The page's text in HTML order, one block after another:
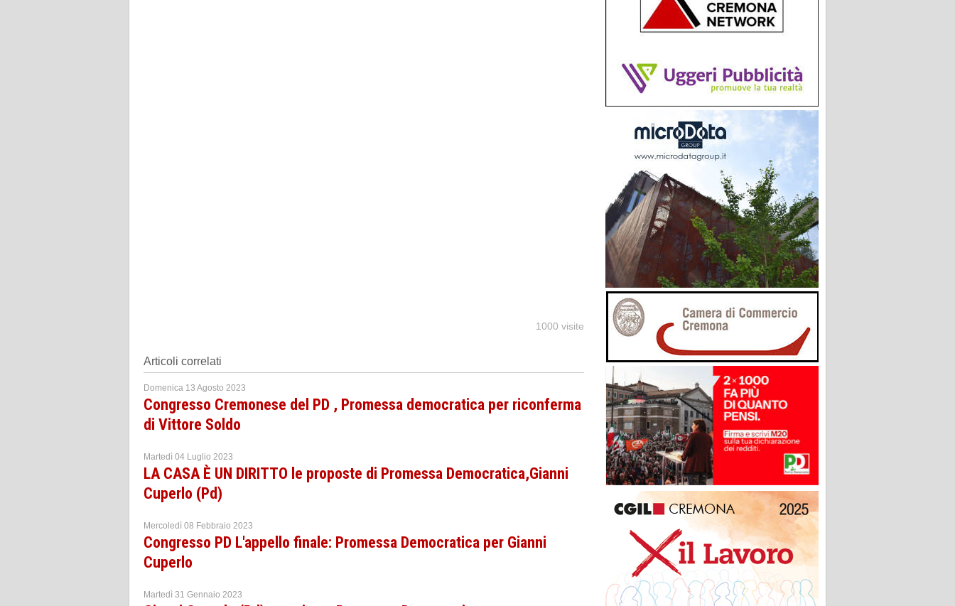
1000 visite
Articoli correlati
Domenica 13 Agosto 2023
Congresso Cremonese del PD , Promessa democratica per riconferma
di Vittore Soldo
Martedì 04 Luglio 2023
LA CASA È UN DIRITTO le proposte di Promessa Democratica,Gianni
Cuperlo (Pd)
Mercoledì 08 Febbraio 2023
Congresso PD L'appello finale: Promessa Democratica per Gianni
Cuperlo
Martedì 31 Gennaio 2023